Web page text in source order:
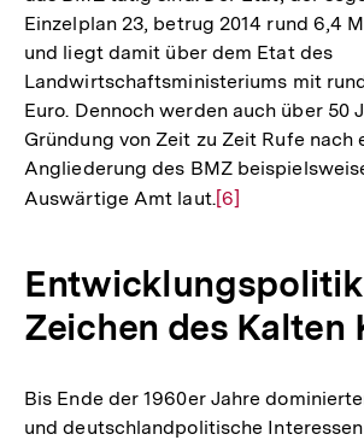
Einzelplan 23, betrug 2014 rund 6,4
und liegt damit über dem Etat des
Landwirtschaftsministeriums mit
Euro. Dennoch werden auch über 50
Gründung von Zeit zu Zeit Rufe nach
Angliederung des BMZ
Auswärtige Amt laut.Zur
Fußnote
[6]
Zeichen des Kalten
Bis Ende der 1960er Jahre
und deutschlandpolitische